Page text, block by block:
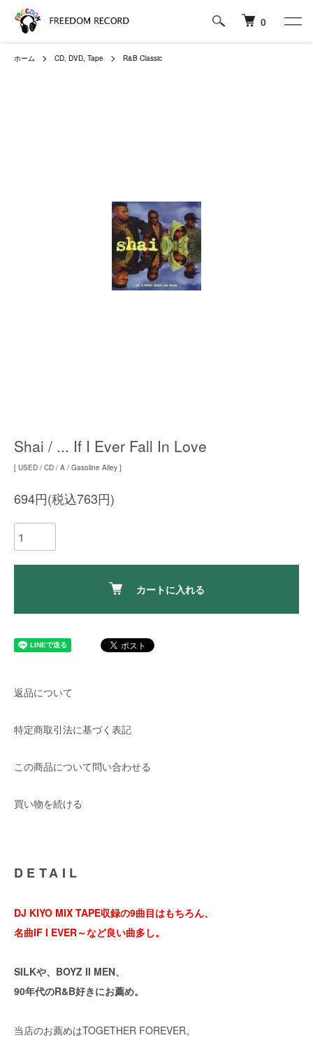
0
ホーム CD, DVD, Tape R&B Classic
Shai / ... If I Ever Fall In Love
[ USED / CD / A / Gasoline Alley ]
694円(税込763円)
カートに入れる
返品について
特定商取引法に基づく表記
この商品について問い合わせる
買い物を続ける
DETAIL
DJ KIYO MIX TAPE収録の9曲目はもちろん、
名曲IF I EVER～など良い曲多し。
SILKや、BOYZ II MEN、
90年代のR&B好きにお薦め。
当店のお薦めはTOGETHER FOREVER。